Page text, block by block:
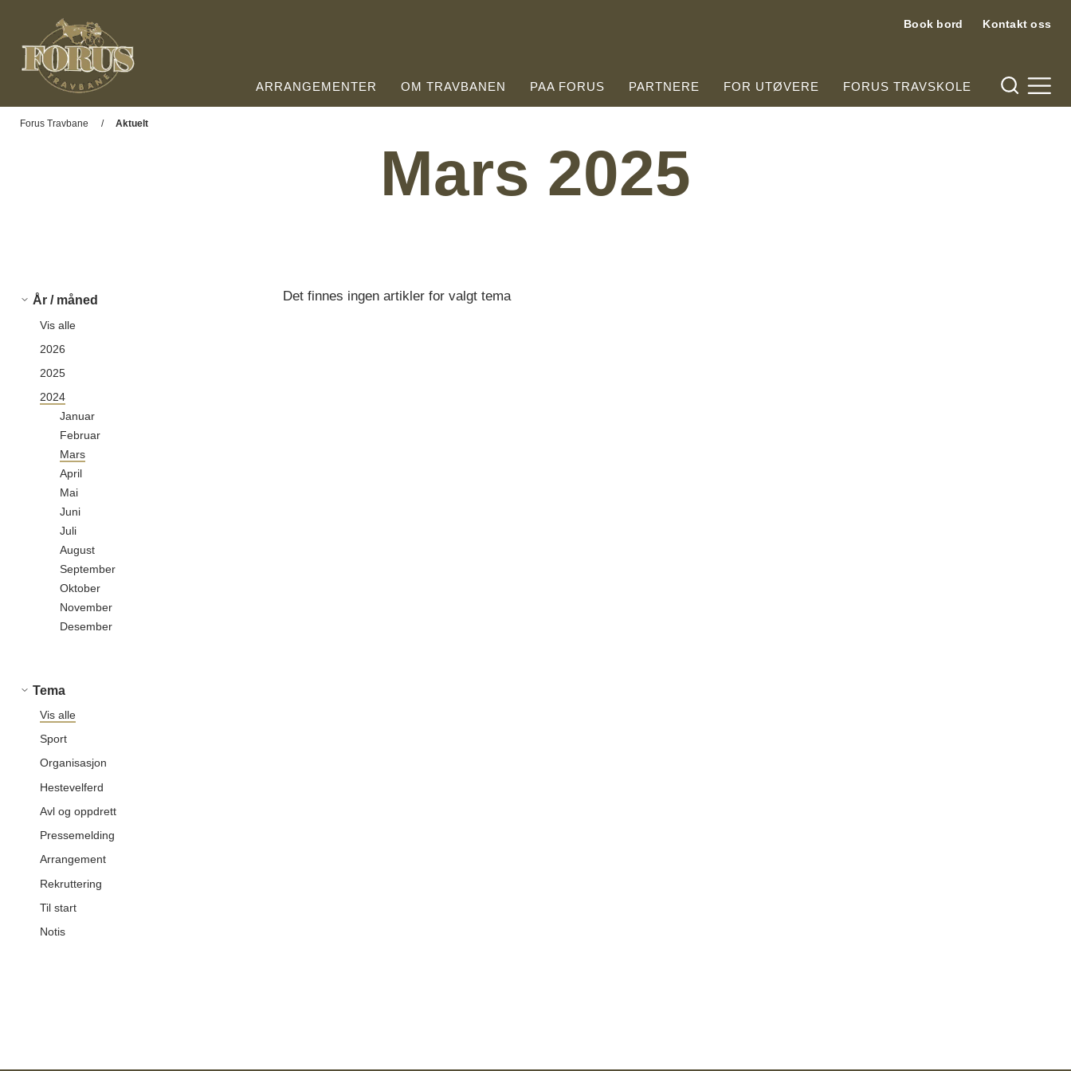
Book bord Kontakt oss
ARRANGEMENTER OM TRAVBANEN PAA FORUS PARTNERE FOR UTØVERE FORUS TRAVSKOLE
Forus Travbane Aktuelt
Mars 2025
År / måned
Vis alle
2026
2025
2024
Januar
Februar
Mars
April
Mai
Juni
Juli
August
September
Oktober
November
Desember
Tema
Vis alle
Sport
Organisasjon
Hestevelferd
Avl og oppdrett
Pressemelding
Arrangement
Rekruttering
Til start
Notis
Det finnes ingen artikler for valgt tema